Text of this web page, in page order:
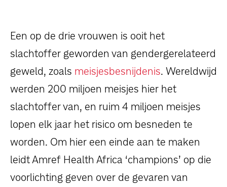
dossiers
persoonlijke verhalen
voor bedrijven
contact
pers
Een op de drie vrouwen is ooit het
slachtoffer geworden van gendergerelateerd
geweld, zoals meisjesbesnijdenis. Wereldwijd
werden 200 miljoen meisjes hier het
slachtoffer van, en ruim 4 miljoen meisjes
lopen elk jaar het risico om besneden te
worden. Om hier een einde aan te maken
leidt Amref Health Africa ‘champions’ op die
voorlichting geven over de gevaren van